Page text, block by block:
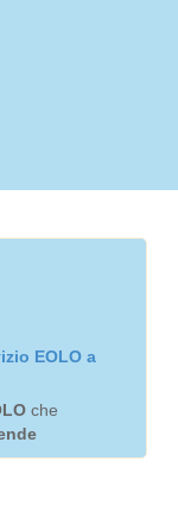
EOLO a
che